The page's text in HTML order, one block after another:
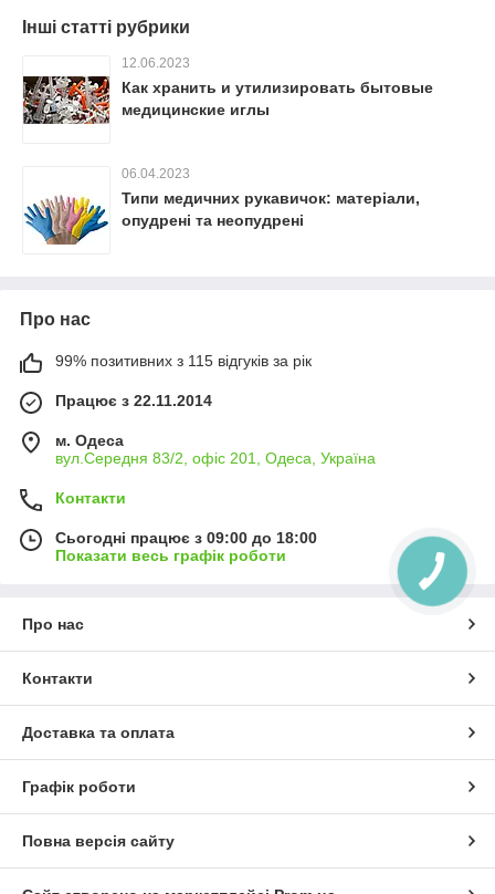
Інші статті рубрики
12.06.2023
Как хранить и утилизировать бытовые
медицинские иглы
06.04.2023
Типи медичних рукавичок: матеріали,
опудрені та неопудрені
Про нас
99% позитивних з 115 відгуків за рік
Працює з 22.11.2014
м. Одеса
вул.Середня 83/2, офіс 201, Одеса, Україна
Контакти
Сьогодні працює з 09:00 до 18:00
Показати весь графік роботи
Про нас
Контакти
Доставка та оплата
Графік роботи
Повна версія сайту